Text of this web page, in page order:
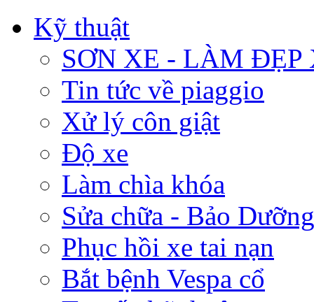
Kỹ thuật
SƠN XE - LÀM ĐẸP
Tin tức về piaggio
Xử lý côn giật
Độ xe
Làm chìa khóa
Sửa chữa - Bảo
Phục hồi xe tai nạn
Bắt bệnh Vespa cổ